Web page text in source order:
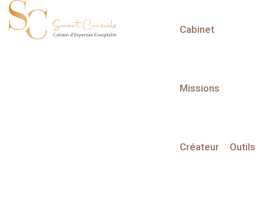
Cabinet
Missions
Créateur Outils